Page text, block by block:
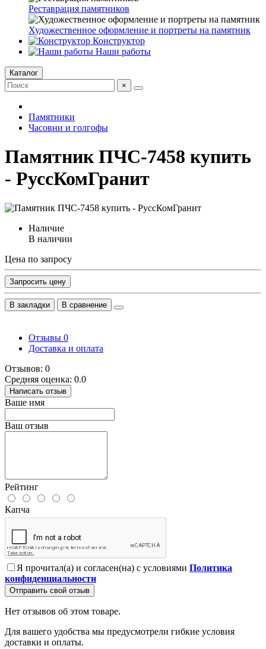
Реставрация памятников
Художественное оформление и портреты на памятник
Конструктор
Наши работы
Каталог
×
Памятники
Часовни и голгофы
Памятник ПЧС-7458 купить
- РуссКомГранит
Наличие
В наличии
Цена по запросу
Запросить цену
В закладки В сравнение
Отзывы 0
Доставка и оплата
Отзывов: 0
Средняя оценка: 0.0
Написать отзыв
Ваше имя
Ваш отзыв
Рейтинг
Капча
Я прочитал(а) и согласен(на) с условиями Политика
конфиденциальности
Отправить свой отзыв
Нет отзывов об этом товаре.
Для вашего удобства мы предусмотрели гибкие условия
доставки и оплаты.